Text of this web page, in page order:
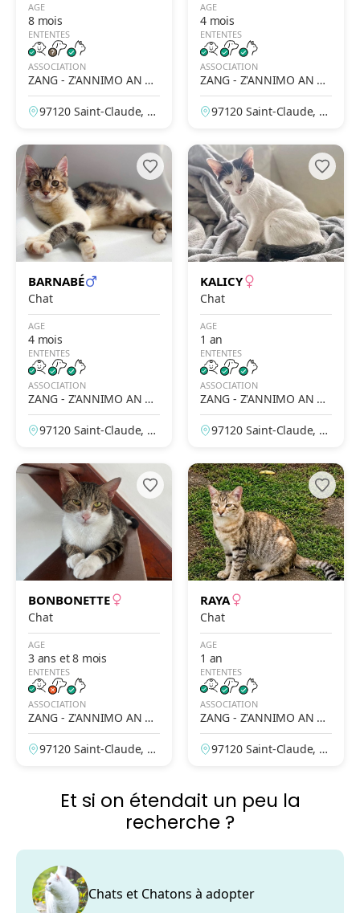
AGE
8 mois
ENTENTES
ASSOCIATION
ZANG - Z'ANNIMO AN N
OU GWADLOUP'
97120 Saint-Claude, G
AGE
4 mois
ENTENTES
ASSOCIATION
ZANG - Z'ANNIMO AN N
OU GWADLOUP'
97120 Saint-Claude, G
BARNABÉ
Chat
AGE
4 mois
ENTENTES
ASSOCIATION
ZANG - Z'ANNIMO AN N
OU GWADLOUP'
97120 Saint-Claude, G
KALICY
Chat
AGE
1 an
ENTENTES
ASSOCIATION
ZANG - Z'ANNIMO AN N
OU GWADLOUP'
97120 Saint-Claude, G
BONBONETTE
Chat
AGE
3 ans et 8 mois
ENTENTES
ASSOCIATION
ZANG - Z'ANNIMO AN N
OU GWADLOUP'
97120 Saint-Claude, G
RAYA
Chat
AGE
1 an
ENTENTES
ASSOCIATION
ZANG - Z'ANNIMO AN N
OU GWADLOUP'
97120 Saint-Claude, G
Et si on étendait un peu la
recherche ?
Chats et Chatons à adopter